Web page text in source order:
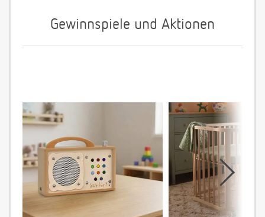
Gewinnspiele und Aktionen